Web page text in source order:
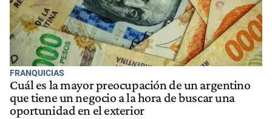
FRANQUICIAS
Cuál es la mayor preocupación de un argentino
que tiene un negocio a la hora de buscar una
oportunidad en el exterior